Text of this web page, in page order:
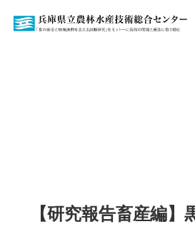
【研究報告畜産編】